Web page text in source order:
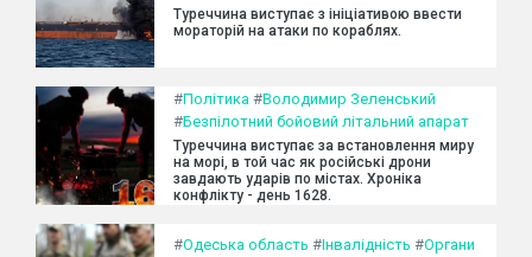
Туреччина виступає з ініціативою ввести
мораторій на атаки по кораблях.
#Політика #Володимир Зеленський
#Безпілотний бойовий літальний апарат
Туреччина виступає за встановлення миру
на морі, в той час як російські дрони
завдають ударів по містах. Хроніка
конфлікту - день 1628.
#Одеська область #Інвалідність #Органи